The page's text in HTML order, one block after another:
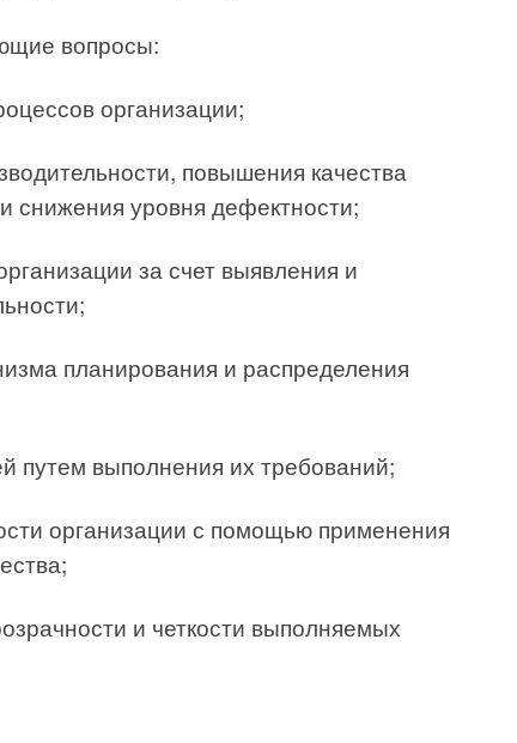
вопросы:
организации;
повышения качества
снижения уровня дефектности;
за счет выявления и
планирования и распределения
путем выполнения их требований;
организации с помощью применения
и четкости выполняемых